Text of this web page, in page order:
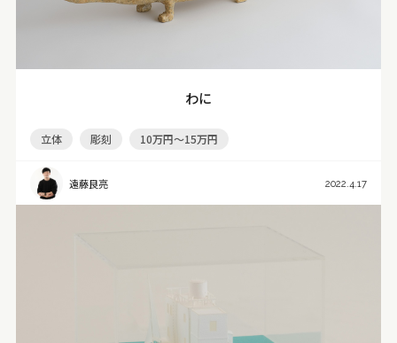
わに
立体 彫刻 10万円～15万円
遠藤良亮 2022.4.17